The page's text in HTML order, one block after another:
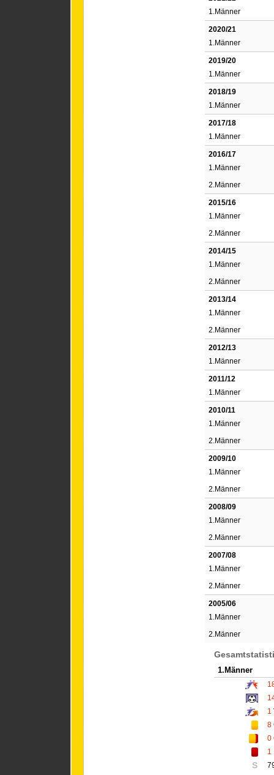
1.Männer
2020/21
1.Männer
2019/20
1.Männer
2018/19
1.Männer
2017/18
1.Männer
2016/17
1.Männer
2.Männer
2015/16
1.Männer
2.Männer
2014/15
1.Männer
2.Männer
2013/14
1.Männer
2.Männer
2012/13
1.Männer
2011/12
1.Männer
2010/11
1.Männer
2.Männer
2009/10
1.Männer
2.Männer
2008/09
1.Männer
2.Männer
2007/08
1.Männer
2.Männer
2005/06
1.Männer
2.Männer
1.Männer
1
8
0
1
S